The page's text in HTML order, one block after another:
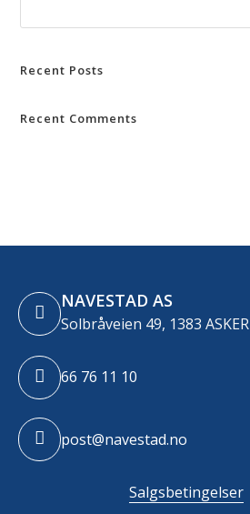
Recent Posts
Recent Comments
NAVESTAD AS
Solbråveien 49, 1383 ASKER
66 76 11 10
post@navestad.no
Salgsbetingelser